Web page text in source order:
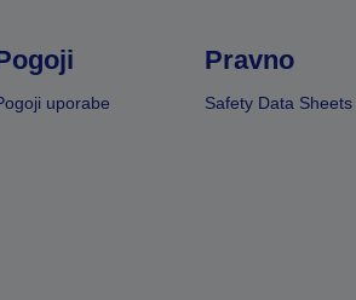
uporabe
Pravno
Safety Data Sheets